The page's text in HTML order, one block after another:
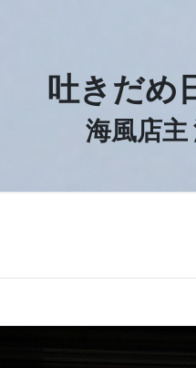
吐きだめ
海風店主